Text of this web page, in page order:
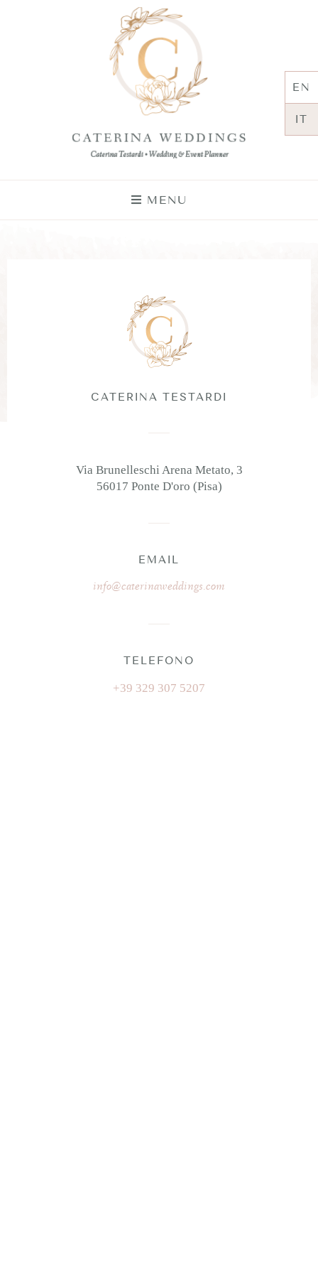
MENU
EN
IT
CATERINA TESTARDI
Via Brunelleschi Arena Metato, 3
56017 Ponte D'oro (Pisa)
EMAIL
info@caterinaweddings.com
TELEFONO
+39 329 307 5207